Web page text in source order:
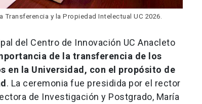
y la Propiedad Intelectual UC 2026.
del Centro de Innovación UC Anacleto
de la transferencia de los
en la Universidad, con el propósito de
. La ceremonia fue presidida por el rector
de Investigación y Postgrado, María